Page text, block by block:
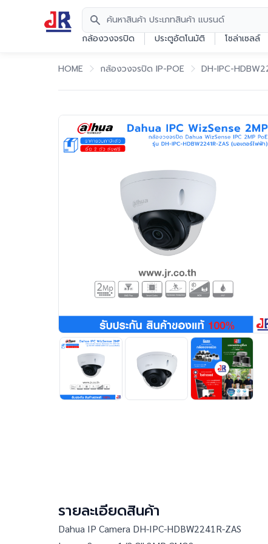
Search
กล้องวงจรปิด
ประตูอัตโนมัติ โซล่าเซลล์
HOME กล้องวงจรปิด IP-POE DH-IPC-
รายละเอียดสินค้า
Dahua IP Camera DH-IPC-HDBW2241R-ZAS